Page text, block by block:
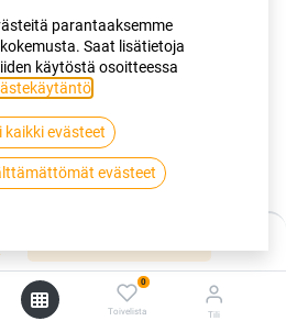
0
Toivelista Tili
NS-20 NOBLE SPORT XL
NS-20
Saatavilla
parantaaksemme
Saat lisätietoja
käytöstä osoitteessa
kaikki evästeet
evästeet